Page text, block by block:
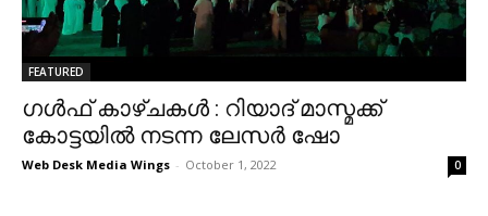
FEATURED
ഗൾഫ് കാഴ്ചകൾ : റിയാദ് മാസ്മക്ക്
കോട്ടയിൽ നടന്ന ലേസർ ഷോ
Web Desk Media Wings - October 1, 2022 0